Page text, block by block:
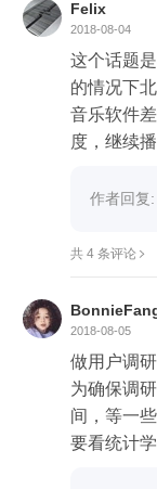
Felix
2018-08-04
这个话题
的情况下
音乐软件
度，继续
作者回复
共 4 条评论
2018-08-05
做用户调
为确保调
间，等一
要看统计